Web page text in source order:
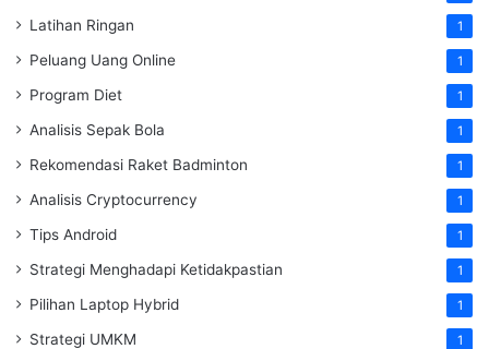
Latihan Ringan 1
Peluang Uang Online 1
Program Diet 1
Analisis Sepak Bola 1
Rekomendasi Raket Badminton 1
Analisis Cryptocurrency 1
Tips Android 1
Strategi Menghadapi Ketidakpastian 1
Pilihan Laptop Hybrid 1
Strategi UMKM 1